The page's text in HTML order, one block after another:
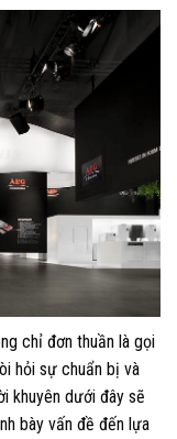
chỉ đơn thuần là gọi
hỏi sự chuẩn bị và
khuyên dưới đây sẽ
bày vấn đề đến lựa